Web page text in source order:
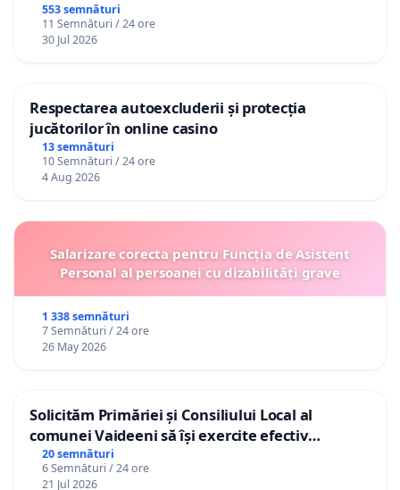
553 semnături
11 Semnături / 24 ore
30 Jul 2026
Respectarea autoexcluderii și protecția
jucătorilor în online casino
13 semnături
10 Semnături / 24 ore
4 Aug 2026
Salarizare corecta pentru Funcția de Asistent
Personal al persoanei cu dizabilități grave
1 338 semnături
7 Semnături / 24 ore
26 May 2026
Solicităm Primăriei și Consiliului Local al
comunei Vaideeni să își exercite efectiv
atribuțiile legale și să reprezinte interesele
cetățenilor în raport cu APAVIL S.A, operatorul
20 semnături
6 Semnături / 24 ore
21 Jul 2026